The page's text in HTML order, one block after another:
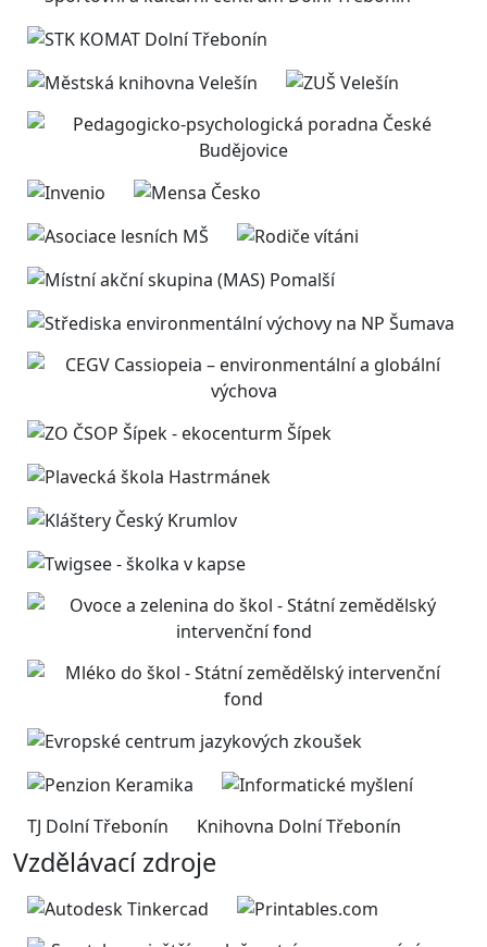
TJ Dolní Třebonín Knihovna Dolní Třebonín
Vzdělávací zdroje